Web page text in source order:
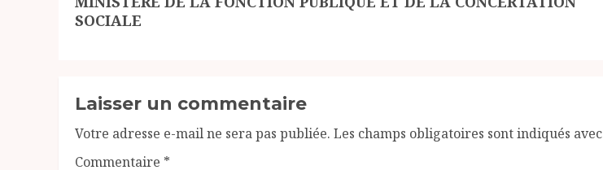
suivant:
SOCIALE
Laisser un commentaire
Votre adresse e-mail ne sera pas publiée. Les champs obligatoires sont indiqués avec
Commentaire *